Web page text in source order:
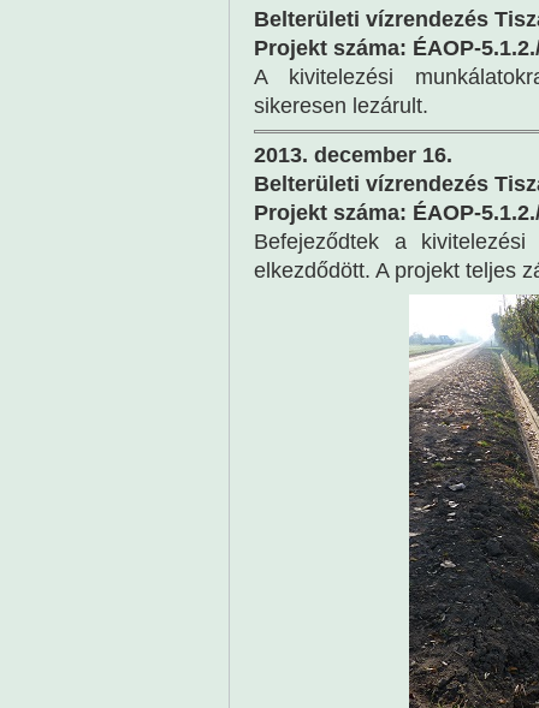
Belterületi vízrendezés
Projekt száma: ÉAOP-
A kivitelezési
sikeresen lezárult.
2013. december 16.
Belterületi vízrendezés
Projekt száma: ÉAOP-
Befejeződtek a
elkezdődött. A projekt teljes